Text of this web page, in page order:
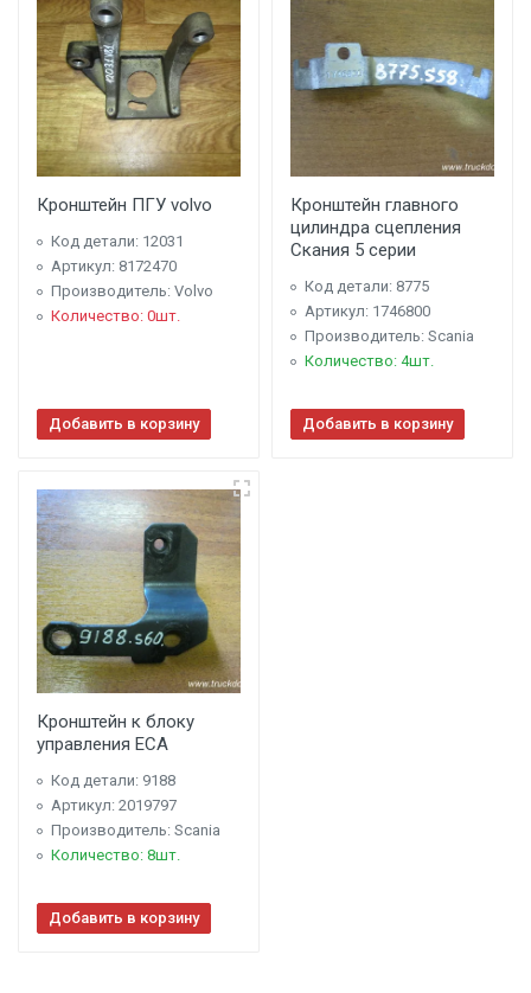
Кронштейн ПГУ volvo
Код детали: 12031
Артикул: 8172470
Производитель: Volvo
Количество: 0шт.
Добавить в корзину
Кронштейн главного
цилиндра сцепления
Скания 5 серии
Код детали: 8775
Артикул: 1746800
Производитель: Scania
Количество: 4шт.
Добавить в корзину
Кронштейн к блоку
управления ECA
Код детали: 9188
Артикул: 2019797
Производитель: Scania
Количество: 8шт.
Добавить в корзину